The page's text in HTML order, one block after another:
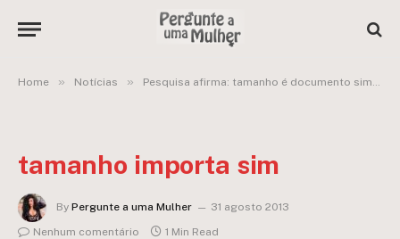
Home » Notícias » Pesquisa afirma: tamanho é documento sim!
tamanho importa sim
By Pergunte a uma Mulher
31 agosto 2013
Nenhum comentário
1 Min Read